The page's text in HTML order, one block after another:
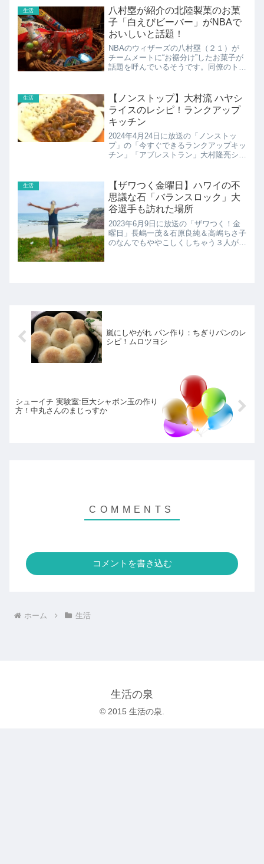
生活
八村塁が紹介の北陸製菓のお菓
子「白えびビーバー」がNBAで
おいしいと話題！
NBAのウィザーズの八村塁（２１）が
チームメートに“お裾分け”したお菓子が
話題を呼んでいるそうです。同僚のトロ
えびビーバー」と書かれたお菓子をもっ
たトロイブラウンＪｒが...
生活
【ノンストップ】大村流 ハヤシ
ライスのレシピ！ランクアップ
キッチン
2024年4月24日に放送の「ノンストッ
プ」の「今すぐできるランクアップキッ
チン」「アブレストラン」大村隆亮シェ
生活
【ザワつく金曜日】ハワイの不
思議な石「バランスロック」大
谷選手も訪れた場所
2023年6月9日に放送の「ザワつく！金
曜日」長嶋一茂＆石原良純＆高嶋ちさ子
のなんでもややこしくしちゃう３人が好
嵐にしやがれ パン作り：ちぎりパンのレ
シピ！ムロツヨシ
シューイチ 実験室:巨大シャボン玉の作り
方！中丸さんのまじっすか
コメントを書き込む
ホーム 生活
生活の泉
© 2015 生活の泉.